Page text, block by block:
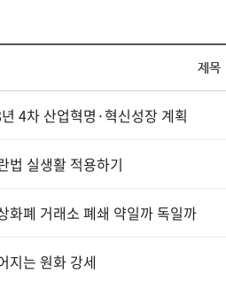
제목
4차 산업혁명·혁신성장 계획
실생활 적용하기
폐 거래소 폐쇄 약일까 독일까
는 원화 강세